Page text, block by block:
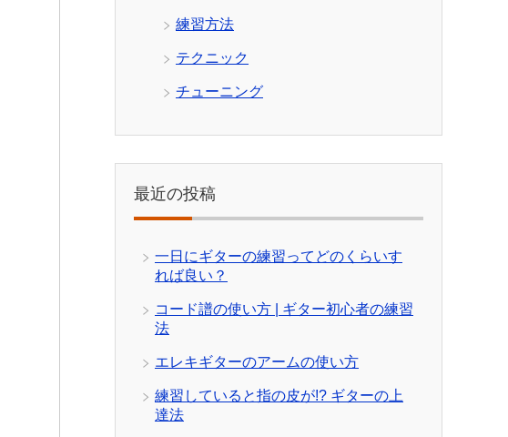
練習方法
テクニック
チューニング
最近の投稿
一日にギターの練習ってどのくらいす
れば良い？
コード譜の使い方 | ギター初心者の練習
法
エレキギターのアームの使い方
練習していると指の皮が!? ギターの上
達法